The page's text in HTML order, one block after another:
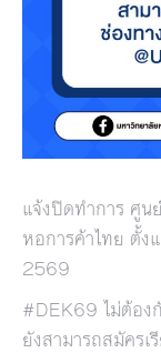
แจ้งปิดทำการ ศู
หอการค้าไทย ตั้
2569
#DEK69 ไม่ต้อง
ยังสามารถสมัคร